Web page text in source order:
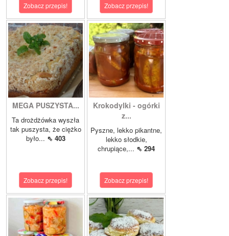
Zobacz przepis! Zobacz przepis!
MEGA PUSZYSTA...
Ta drożdżówka wyszła
tak puszysta, że ciężko
było... ⇖ 403
Zobacz przepis!
Krokodylki - ogórki
z...
Pyszne, lekko pikantne,
lekko słodkie,
chrupiące,... ⇖ 294
Zobacz przepis!